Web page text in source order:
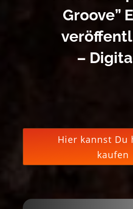
Groove”
–
Hier kannst Du
kaufen